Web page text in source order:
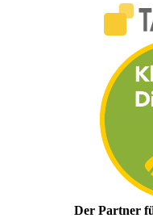
Der Partner